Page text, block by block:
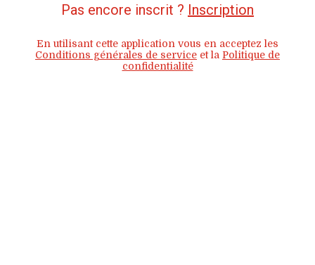
Pas encore inscrit ? Inscription
En utilisant cette application vous en acceptez les
Conditions générales de service et la Politique de
confidentialité